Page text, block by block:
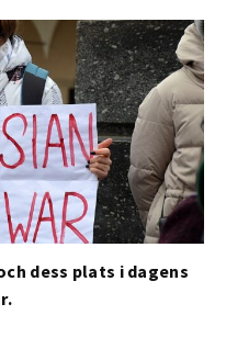
dess plats i dagens